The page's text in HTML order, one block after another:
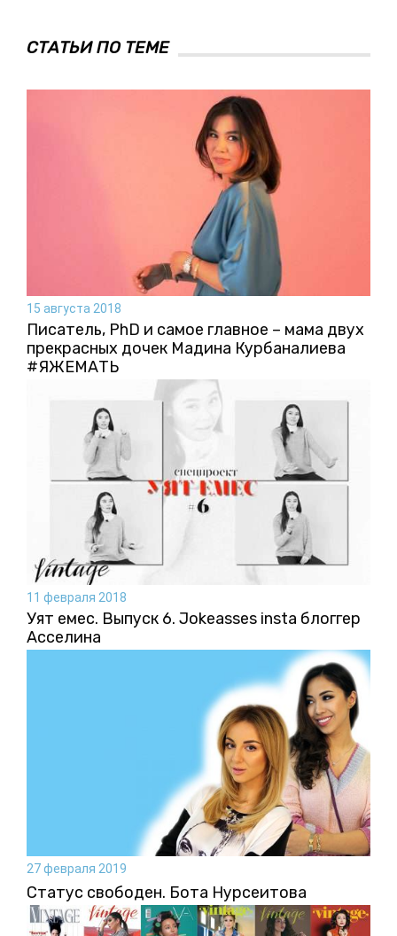
СТАТЬИ ПО ТЕМЕ
15 августа 2018
Писатель, PhD и самое главное – мама двух
прекрасных дочек Мадина Курбаналиева
#ЯЖЕМАТЬ
11 февраля 2018
Уят емес. Выпуск 6. Jokeasses insta блоггер
Асселина
27 февраля 2019
Статус свободен. Бота Нурсеитова